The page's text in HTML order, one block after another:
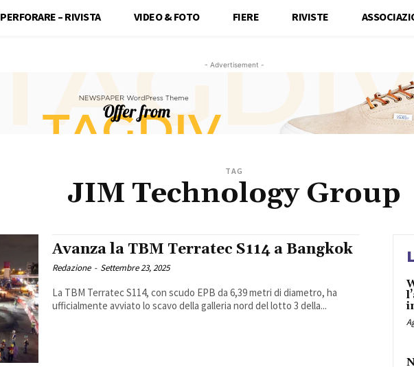
PERFORARE – RIVISTA VIDEO & FOTO FIERE RIVISTE
- Advertisement -
TAG
JIM Technology Group
Avanza la TBM Terratec S114 a Bangkok
Redazione - Settembre 23, 2025
La TBM Terratec S114, con scudo EPB da 6,39 metri di diametro, ha
ufficialmente avviato lo scavo della galleria nord del lotto 3 della...